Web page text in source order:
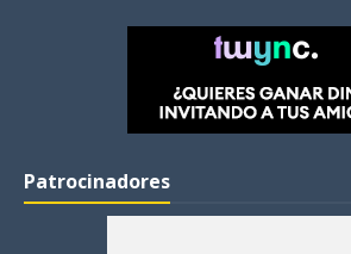
Patrocinadores